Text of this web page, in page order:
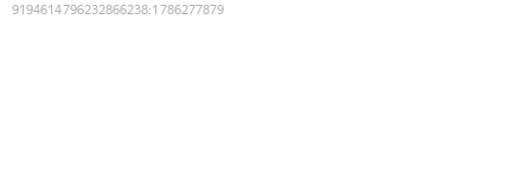
9194614796232866238:1786277879